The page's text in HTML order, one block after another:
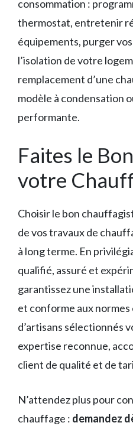
consommation :
thermostat, entretenir
équipements, purger
l’isolation de votre
remplacement d’une
modèle à condensation
performante.
Faites le
votre
Choisir le bon
de vos travaux de
à long terme. En
qualifié, assuré et
garantissez une
et conforme aux
d’artisans sélectionnés
expertise reconnue,
client de qualité et de
N’attendez plus pour
chauffage : demandez